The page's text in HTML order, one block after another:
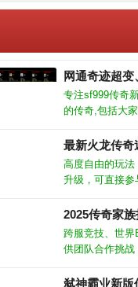
起！
网通奇迹超变
专注sf999传奇
的传奇,包括大
给大家一个回
记忆中的最新
最新火龙传奇
高度自由的玩法
升级，可直接
快的竞技模式，
装备。光柱再也
属，可能你的
就可以领取超
2025传奇家族
跨服竞技、世
供团队合作挑
色：支持线上
弑神霸业新版